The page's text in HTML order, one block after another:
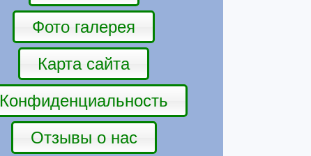
Фото галерея
Карта сайта
Конфиденциальность
Отзывы о нас